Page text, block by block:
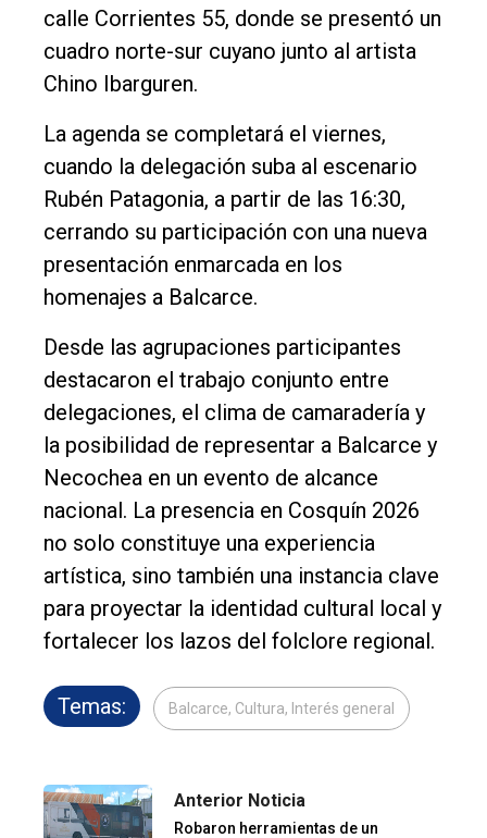
calle Corrientes 55, donde se presentó un
cuadro norte-sur cuyano junto al artista
Chino Ibarguren.
La agenda se completará el viernes,
cuando la delegación suba al escenario
Rubén Patagonia, a partir de las 16:30,
cerrando su participación con una nueva
presentación enmarcada en los
homenajes a Balcarce.
Desde las agrupaciones participantes
destacaron el trabajo conjunto entre
delegaciones, el clima de camaradería y
la posibilidad de representar a Balcarce y
Necochea en un evento de alcance
nacional. La presencia en Cosquín 2026
no solo constituye una experiencia
artística, sino también una instancia clave
para proyectar la identidad cultural local y
fortalecer los lazos del folclore regional.
Temas: Balcarce, Cultura, Interés general
Anterior Noticia
Robaron herramientas de un